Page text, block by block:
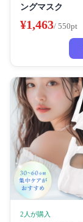
ングマスク
¥1,463/ 550pt
2人が購入